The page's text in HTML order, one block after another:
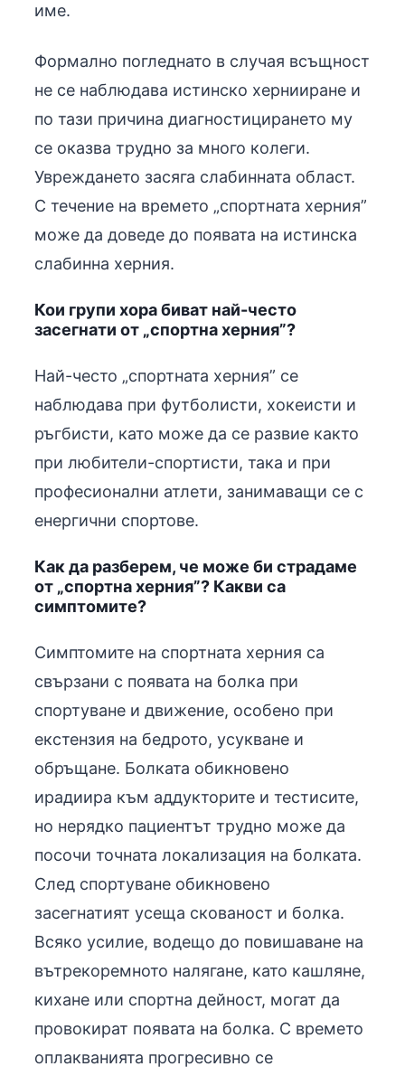
име.
Формално погледнато в случая всъщност
не се наблюдава истинско хернииране и
по тази причина диагностицирането му
се оказва трудно за много колеги.
Увреждането засяга слабинната област.
С течение на времето „спортната херния”
може да доведе до появата на истинска
слабинна херния.
Кои групи хора биват най-често
засегнати от „спортна херния”?
Най-често „спортната херния” се
наблюдава при футболисти, хокеисти и
ръгбисти, като може да се развие както
при любители-спортисти, така и при
професионални атлети, занимаващи се с
енергични спортове.
Как да разберем, че може би страдаме
от „спортна херния”? Какви са
симптомите?
Симптомите на спортната херния са
свързани с появата на болка при
спортуване и движение, особено при
екстензия на бедрото, усукване и
обръщане. Болката обикновено
ирадиира към аддукторите и тестисите,
но нерядко пациентът трудно може да
посочи точната локализация на болката.
След спортуване обикновено
засегнатият усеща скованост и болка.
Всяко усилие, водещо до повишаване на
вътрекоремното налягане, като кашляне,
кихане или спортна дейност, могат да
провокират появата на болка. С времето
оплакванията прогресивно се